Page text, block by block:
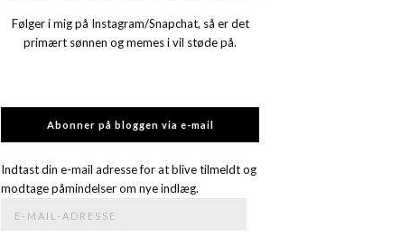
Følger i mig på Instagram/Snapchat, så er det
primært sønnen og memes i vil støde på.
Abonner på bloggen via e-mail
Indtast din e-mail adresse for at blive tilmeldt og
modtage påmindelser om nye indlæg.